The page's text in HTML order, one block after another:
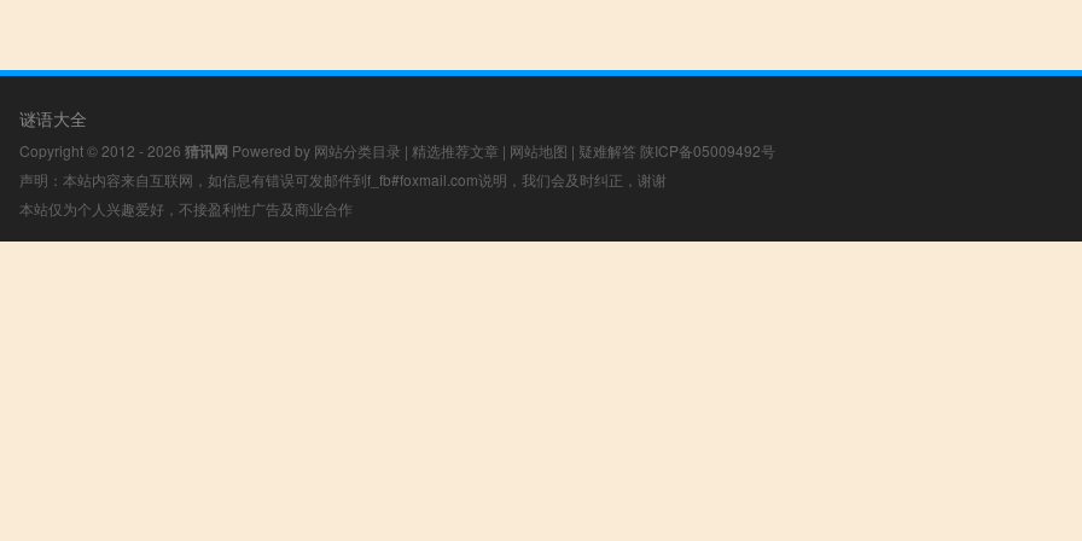
谜语大全
Copyright © 2012 - 2026 猜讯网 Powered by 网站分类目录 | 精选推荐文章 | 网站地图 | 疑难解答 陕ICP备05009492号
声明：本站内容来自互联网，如信息有错误可发邮件到f_fb#foxmail.com说明，我们会及时纠正，谢谢
本站仅为个人兴趣爱好，不接盈利性广告及商业合作